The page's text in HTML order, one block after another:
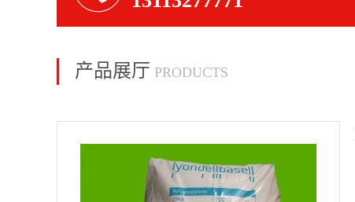
产品展厅 PRODUCTS